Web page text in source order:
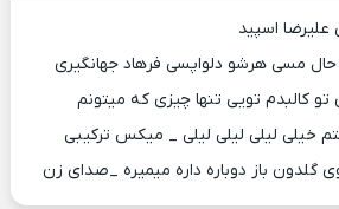
حال مسی هرشو دلواپسی فرهاد جهانگیری
تو کالبدم تویی تنها چیزی که میتونم
خیلی لیلی لیلی لیلی _ میکس ترکیبی
گلدون باز دوباره داره میمیره _صدای زن